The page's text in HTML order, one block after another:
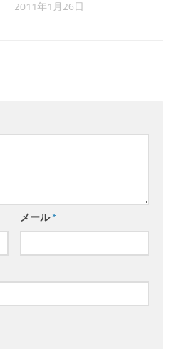
2011年1月26日
メール*